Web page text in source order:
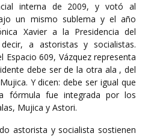
interna de 2009, y votó al
un mismo sublema y el año
Xavier a la Presidencia del
a astoristas y socialistas.
Espacio 609, Vázquez representa
debe ser de la otra ala , del
Y dicen: debe ser igual que
fórmula fue integrada por los
Mujica y Astori.
astorista y socialista sostienen